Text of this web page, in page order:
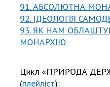
91. АБСОЛЮТНА
92. ІДЕОЛОГІЯ
93. ЯК НАМ
МОНАРХІЮ
Цикл «ПРИРОДА
(плейліст):